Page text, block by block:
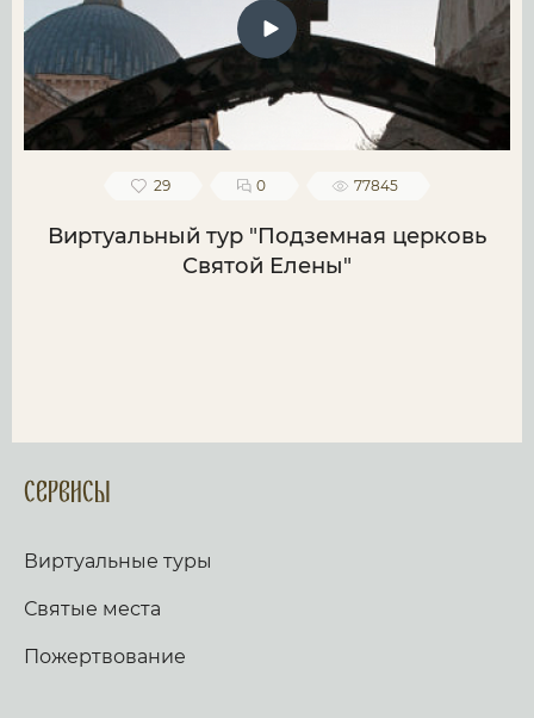
29 0 77845
Виртуальный тур "Подземная церковь
Святой Елены"
Сервисы
Виртуальные туры
Святые места
Пожертвование